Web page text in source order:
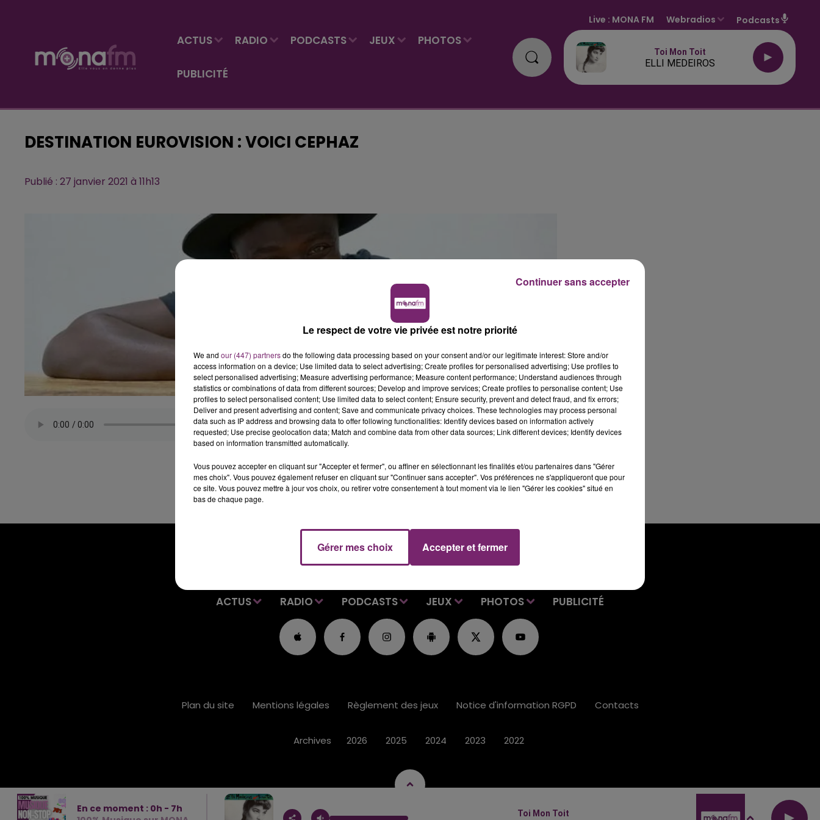
ACTUS RADIO PODCASTS JEUX PHOTOS
PUBLICITÉ
Live : MONA FM Webradios Podcasts
Toi Mon Toit
ELLI MEDEIROS
DESTINATION EUROVISION : VOICI CEPHAZ
Publié : 27 janvier 2021 à 11h13
ACTUS RADIO PODCASTS JEUX PHOTOS PUBLICITÉ
En ce moment : 0h - 7h
Toi Mon Toit
Plan du site Mentions légales Règlement des jeux Notice d'information RGPD Contacts
Archives 2026 2025 2024 2023 2022
Le respect de votre vie privée est notre priorité
We and our (447) partnersdo the following data processing based on your consent and/or our legitimate interest: Store and/or
access information on a device; Use limited data to select advertising; Create profiles for personalised advertising; Use profiles to
select personalised advertising; Measure advertising performance; Measure content performance; Understand audiences through
statistics or combinations of data from different sources; Develop and improve services; Create profiles to personalise content; Use
profiles to select personalised content; Use limited data to select content; Ensure security, prevent and detect fraud, and fix errors;
Deliver and present advertising and content; Save and communicate privacy choices. These technologies may process personal
data such as IP address and browsing data to offer following functionalities: Identify devices based on information actively
requested; Use precise geolocation data; Match and combine data from other data sources; Link different devices; Identify devices
based on information transmitted automatically.
Vous pouvez accepter en cliquant sur "Accepter et fermer", ou affiner en sélectionnant les finalités et/ou partenaires dans "Gérer
mes choix". Vous pouvez également refuser en cliquant sur "Continuer sans accepter". Vos préférences ne s'appliqueront que pour
ce site. Vous pouvez mettre à jour vos choix, ou retirer votre consentement à tout moment via le lien "Gérer les cookies" situé en
bas de chaque page.
Gérer mes choix Accepter et fermer
Continuer sans accepter